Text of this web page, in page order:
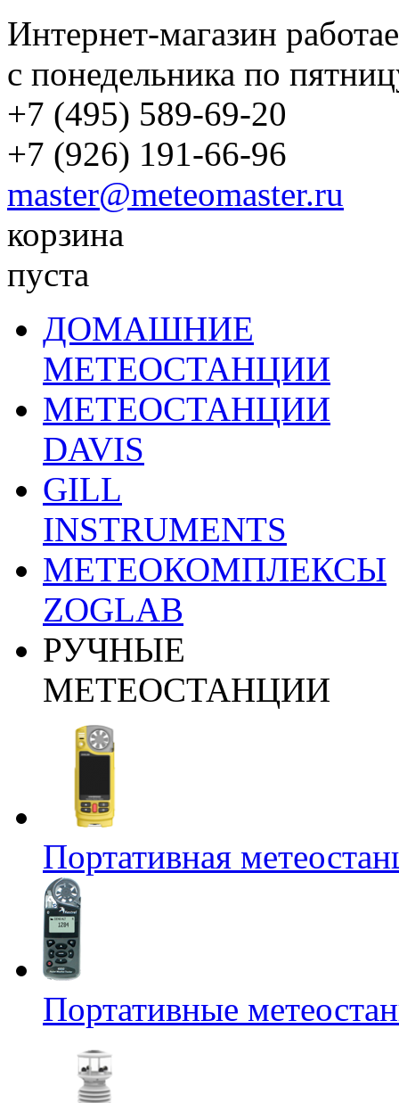
Интернет-магазин
с понедельника по
+7 (495) 589-69-20
+7 (926) 191-66-96
master@meteomaster.ru
корзина
пуста
ДОМАШНИЕ
МЕТЕОСТАНЦИИ
МЕТЕОСТАНЦИИ
DAVIS
GILL
INSTRUMENTS
МЕТЕОКОМПЛЕКСЫ
ZOGLAB
РУЧНЫЕ
МЕТЕОСТАНЦИИ
Портативная
Портативные